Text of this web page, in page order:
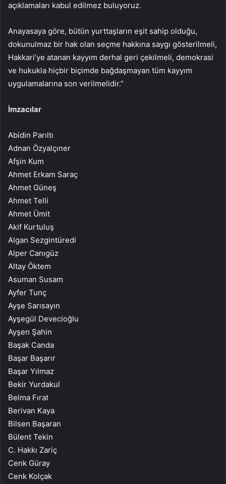
açıklamaları kabul edilmez buluyoruz.
Anayasaya göre, bütün yurttaşların eşit sahip olduğu,
dokunulmaz bir hak olan seçme hakkına saygı gösterilmeli,
Hakkari’ye atanan kayyım derhal geri çekilmeli, demokrasi
ve hukukla hiçbir biçimde bağdaşmayan tüm kayyım
uygulamalarına son verilmelidir.”
İmzacılar
Abidin Parıltı
Adnan Özyalçıner
Afşin Kum
Ahmet Erkam Saraç
Ahmet Güneş
Ahmet Telli
Ahmet Ümit
Akif Kurtuluş
Algan Sezgintüredi
Alper Canıgüz
Altay Öktem
Asuman Susam
Ayfer Tunç
Ayşe Sarısayın
Ayşegül Devecioğlu
Ayşen Şahin
Başak Canda
Başar Başarır
Başar Yılmaz
Bekir Yurdakul
Belma Fırat
Berivan Kaya
Bilsen Başaran
Bülent Tekin
C. Hakkı Zariç
Cenk Güray
Cenk Kolçak